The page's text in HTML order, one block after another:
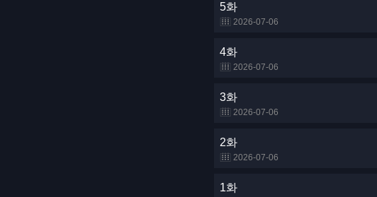
5화
2026-07-06
4화
2026-07-06
3화
2026-07-06
2화
2026-07-06
1화